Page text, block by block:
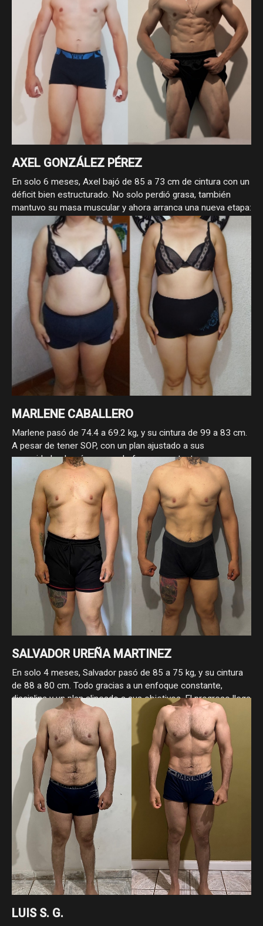
AXEL GONZÁLEZ PÉREZ
En solo 6 meses, Axel bajó de 85 a 73 cm de cintura con un
déficit bien estructurado. No solo perdió grasa, también
mantuvo su masa muscular y ahora arranca una nueva etapa:
volumen para llevar su físico al siguiente nivel.
MARLENE CABALLERO
Marlene pasó de 74.4 a 69.2 kg, y su cintura de 99 a 83 cm.
A pesar de tener SOP, con un plan ajustado a sus
necesidades logró avanzar de forma constante,
demostrando que con enfoque y estrategia, sí se puede
progresar.
SALVADOR UREÑA MARTINEZ
En solo 4 meses, Salvador pasó de 85 a 75 kg, y su cintura
de 88 a 80 cm. Todo gracias a un enfoque constante,
disciplina y un plan alineado a sus objetivos. El progreso llega
cuando se hace las cosas bien.
LUIS S. G.